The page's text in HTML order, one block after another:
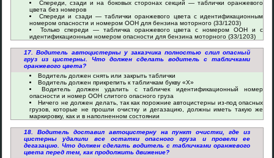
Спереди, сзади и на боковых сторонах секций — таблички оранжевого
цвета без номеров
Спереди и сзади — таблички оранжевого цвета с идентификационным
номером опасности и номером ООН для бензина моторного (33/1203)
Только спереди — табличка оранжевого цвета с номером ООН и с
идентификационным номером опасности для бензина моторного (33/1203)
17. Водитель автоцистерны у заказчика полностью слил опасный
груз из цистерны. Что должен сделать водитель с табличками
оранжевого цвета?
Водитель должен снять или закрыть таблички
Водитель должен прикрепить к табличкам букву «Х»
Водитель должен удалить с табличек идентификационный номер
опасности и номер ООН слитого опасного груза
Ничего не должен делать, так как порожние автоцистерны из-под опасных
грузов, которые не прошли очистку и дегазацию, должны иметь такую же
маркировку, как и в наполненном состоянии
18. Водитель доставил автоцистерну на пункт очистки, где из
цистерны удалили все остатки опасного груза и провели ее
дегазацию. Что должен сделать водитель с табличками оранжевого
цвета перед тем, как продолжить движение?